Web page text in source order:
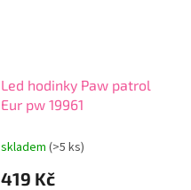
Led hodinky Paw patrol
Eur pw 19961
skladem (>5 ks)
419 Kč